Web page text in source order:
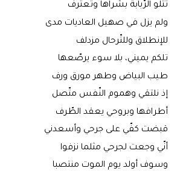
تتلو الرّبابة بشراها وتعترف
ولم يزل في صهيل العاديات مدى
للإنطلاق وللتّرحال مزدلف
تلكم يميني، بلا سوء يرصّعها
طيب البياض وطهر مورق ورف
إذ نلتقي وهموم النّفس متّصل
أطرافها وبروحي يعقد الطّرف
قبضت كفّي على جرحي وأسعدني
أنّي وجعت لجرحي مثلما نزفوا
وسوف أولد يوم الموت منتصبا